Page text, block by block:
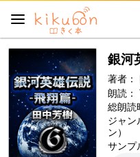
銀河
著者：
朗読：
総朗読
ジャン
ン）
サンプ